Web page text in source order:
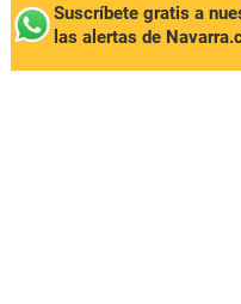
Suscríbete gratis a
las alertas de